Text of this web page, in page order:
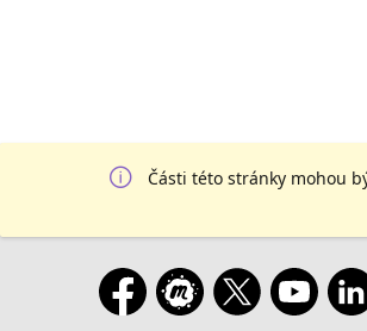
Části této stránky mohou